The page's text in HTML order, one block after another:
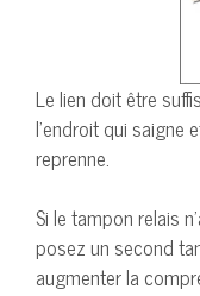
Le lien doit être
l’endroit qui saigne
reprenne.
Si le tampon relais
posez un second
augmenter la